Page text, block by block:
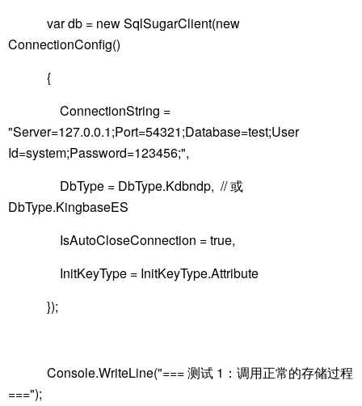
var db = new SqlSugarClient(new
ConnectionConfig()
{
ConnectionString =
"Server=127.0.0.1;Port=54321;Database=test;User
Id=system;Password=123456;",
DbType = DbType.Kdbndp, // 或
DbType.KingbaseES
IsAutoCloseConnection = true,
InitKeyType = InitKeyType.Attribute
});
Console.WriteLine("=== 测试 1：调用正常的存储过程
===");